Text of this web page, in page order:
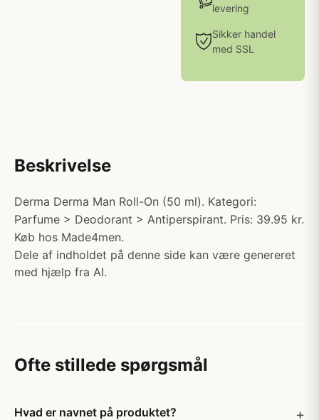
levering
Sikker handel
med SSL
Beskrivelse
Derma Derma Man Roll-On (50 ml). Kategori:
Parfume > Deodorant > Antiperspirant. Pris: 39.95 kr.
Køb hos Made4men.
Dele af indholdet på denne side kan være genereret
med hjælp fra AI.
Ofte stillede spørgsmål
Hvad er navnet på produktet?